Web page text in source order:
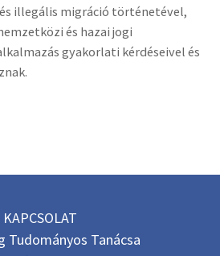
illegális migráció történetével,
és hazai jogi
gyakorlati kérdéseivel és
KAPCSOLAT
Tudományos Tanácsa